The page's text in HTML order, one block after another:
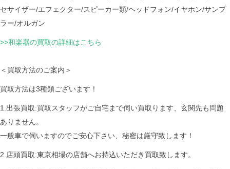
セサイザー/エフェクター/スピーカー類/ヘッドフォン/イヤホン/サンプ
ラー/オルガン
>>和楽器の買取の詳細はこちら
＜買取方法のご案内＞
買取方法は3種類ございます！
1.出張買取:買取スタッフがご自宅まで伺い買取ります、玄関先も問題
ありません。
一般車で伺いますのでご安心下さい、秘密は厳守致します！
2.店頭買取:東京相場の店舗へお持込いただき買取致します。